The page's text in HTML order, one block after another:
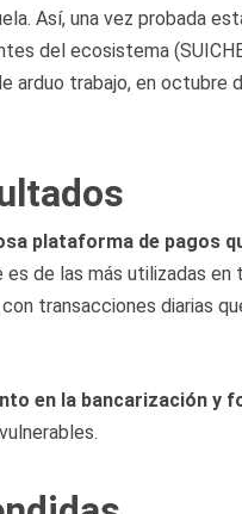
Así, una vez probada
del ecosistema
arduo trabajo, en octubre
plataforma de pagos
de las más utilizadas en
transacciones diarias
en la bancarización y